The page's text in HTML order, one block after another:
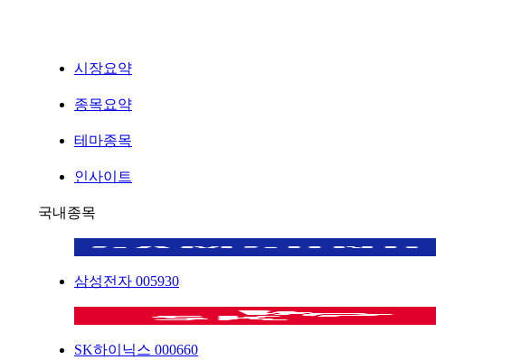
시장요약
종목요약
테마종목
인사이트
국내종목
삼성전자 005930
SK하이닉스 000660